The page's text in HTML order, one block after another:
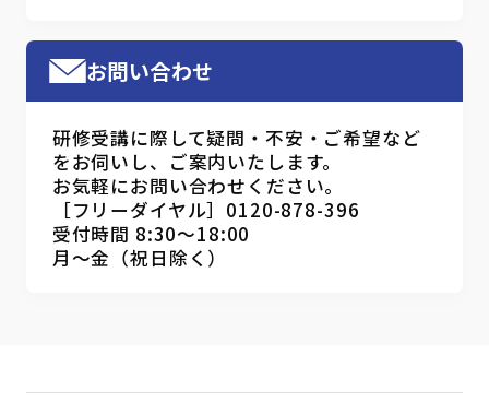
お問い合わせ
研修受講に際して疑問・不安・ご希望など
をお伺いし、ご案内いたします。
お気軽にお問い合わせください。
［フリーダイヤル］0120-878-396
受付時間 8:30～18:00
月～金（祝日除く）